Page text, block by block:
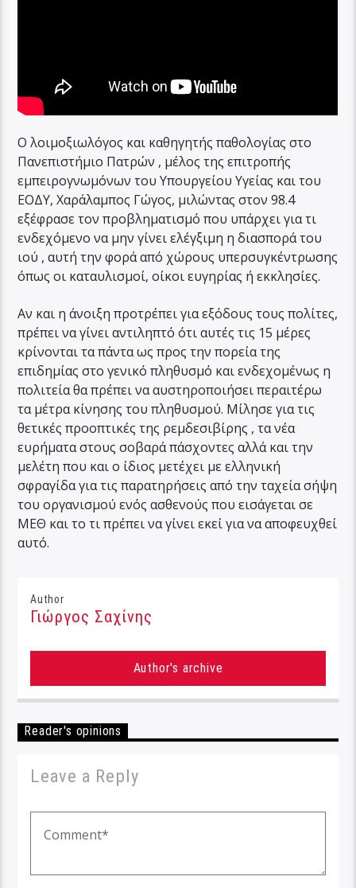
Ο λοιμοξιωλόγος και καθηγητής παθολογίας στο
Πανεπιστήμιο Πατρών , μέλος της επιτροπής
εμπειρογνωμόνων του Υπουργείου Υγείας και του
ΕΟΔΥ, Χαράλαμπος Γώγος, μιλώντας στον 98.4
εξέφρασε τον προβληματισμό που υπάρχει για τι
ενδεχόμενο να μην γίνει ελέγξιμη η διασπορά του
ιού , αυτή την φορά από χώρους υπερσυγκέντρωσης
όπως οι καταυλισμοί, οίκοι ευγηρίας ή εκκλησίες.
Αν και η άνοιξη προτρέπει για εξόδους τους πολίτες,
πρέπει να γίνει αντιληπτό ότι αυτές τις 15 μέρες
κρίνονται τα πάντα ως προς την πορεία της
επιδημίας στο γενικό πληθυσμό και ενδεχομένως η
πολιτεία θα πρέπει να αυστηροποιήσει περαιτέρω
τα μέτρα κίνησης του πληθυσμού. Μίλησε για τις
θετικές προοπτικές της ρεμδεσιβίρης , τα νέα
ευρήματα στους σοβαρά πάσχοντες αλλά και την
μελέτη που και ο ίδιος μετέχει με ελληνική
σφραγίδα για τις παρατηρήσεις από την ταχεία σήψη
του οργανισμού ενός ασθενούς που εισάγεται σε
ΜΕΘ και το τι πρέπει να γίνει εκεί για να αποφευχθεί
αυτό.
Author
Γιώργος Σαχίνης
Author's archive
Reader's opinions
Leave a Reply